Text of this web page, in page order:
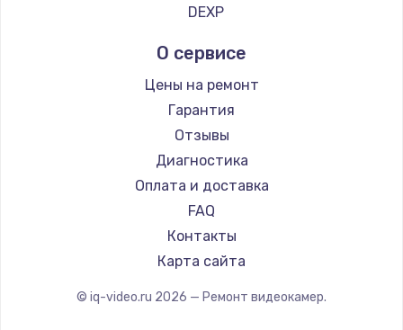
Замена микросхемы NFC
1100 руб.
Заказать
3900 руб.
Заказать
Настройка Wi-Fi
1030 руб.
Заказать
DEXP
О сервисе
Цены на ремонт
Гарантия
Отзывы
Диагностика
Оплата и доставка
FAQ
Контакты
Карта сайта
© iq-video.ru 2026 — Ремонт видеокамер.